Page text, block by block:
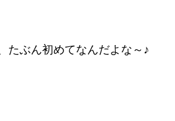
たぶん初めてなんだよな～♪